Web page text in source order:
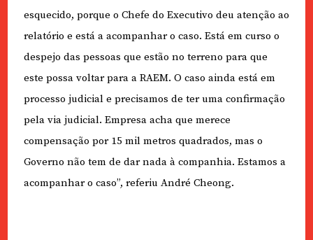
esquecido, porque o Chefe do Executivo deu atenção ao
relatório e está a acompanhar o caso. Está em curso o
despejo das pessoas que estão no terreno para que
este possa voltar para a RAEM. O caso ainda está em
processo judicial e precisamos de ter uma confirmação
pela via judicial. Empresa acha que merece
compensação por 15 mil metros quadrados, mas o
Governo não tem de dar nada à companhia. Estamos a
acompanhar o caso”, referiu André Cheong.